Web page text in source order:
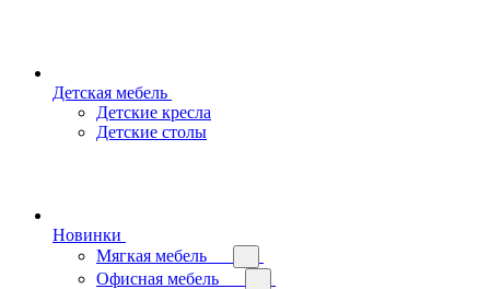
Детская мебель
Детские кресла
Детские столы
Новинки
Мягкая мебель
Офисная мебель